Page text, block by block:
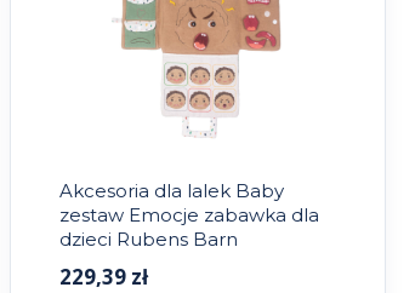
Akcesoria dla lalek Baby
zestaw Emocje zabawka dla
dzieci Rubens Barn
229,39 zł